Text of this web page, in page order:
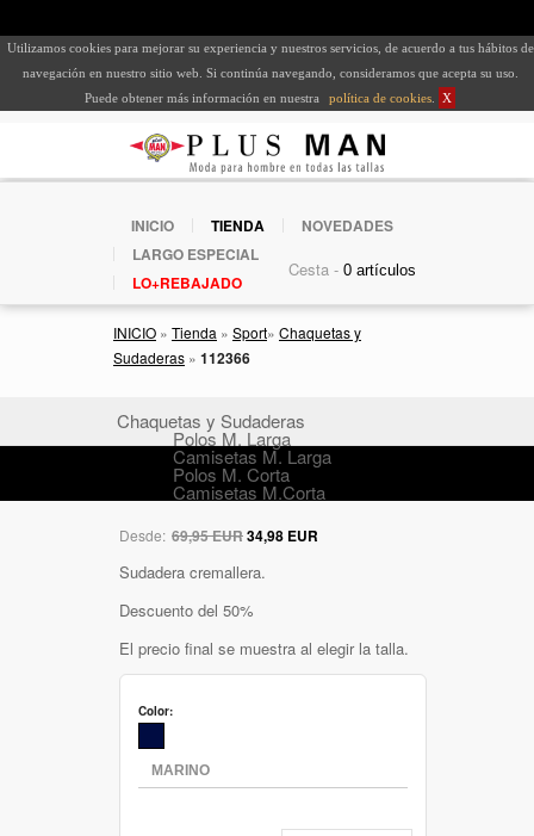
Utilizamos cookies para mejorar su experiencia y nuestros servicios, de acuerdo a tus hábitos de
navegación en nuestro sitio web. Si continúa navegando, consideramos que acepta su uso.
Puede obtener más información en nuestra
política de cookies X
INICIO TIENDA
NOVEDADES
LARGO ESPECIAL
LO+REBAJADO
Cesta -
INICIO » Tienda » Sport» Chaquetas y
Sudaderas » 112366
Chaquetas y Sudaderas
Polos M. Larga
Camisetas M. Larga
Polos M. Corta
Camisetas M.Corta
Desde: 69,95 EUR34,98 EUR
Sudadera cremallera.
Descuento del 50%
El precio final se muestra al elegir la talla.
Color: